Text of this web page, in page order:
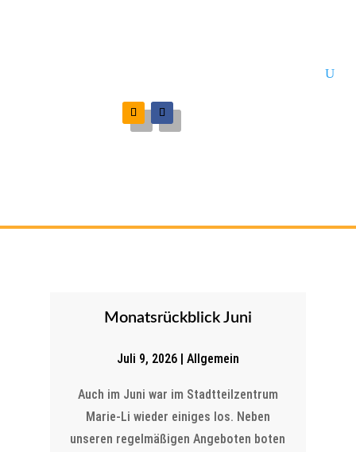
Monatsrückblick Juni
Juli 9, 2026| Allgemein
Auch im Juni war im Stadtteilzentrum
Marie-Li wieder einiges los. Neben
unseren regelmäßigen Angeboten boten